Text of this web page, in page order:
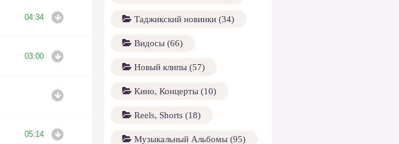
04:34
03:00
05:14
Таджикский новинки (34)
Видосы (66)
Новый клипы (57)
Кино, Концерты (10)
Reels, Shorts (18)
Музыкальный Альбомы (95)